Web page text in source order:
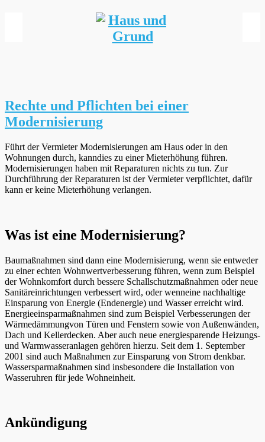
Rechte und Pflichten bei einer
Modernisierung
Führt der Vermieter Modernisierungen am Haus oder in den
Wohnungen durch, kanndies zu einer Mieterhöhung führen.
Modernisierungen haben mit Reparaturen nichts zu tun. Zur
Durchführung der Reparaturen ist der Vermieter verpflichtet, dafür
kann er keine Mieterhöhung verlangen.
Was ist eine Modernisierung?
Baumaßnahmen sind dann eine Modernisierung, wenn sie entweder
zu einer echten Wohnwertverbesserung führen, wenn zum Beispiel
der Wohnkomfort durch bessere Schallschutzmaßnahmen oder neue
Sanitäreinrichtungen verbessert wird, oder wenneine nachhaltige
Einsparung von Energie (Endenergie) und Wasser erreicht wird.
Energieeinsparmaßnahmen sind zum Beispiel Verbesserungen der
Wärmedämmungvon Türen und Fenstern sowie von Außenwänden,
Dach und Kellerdecken. Aber auch neue energiesparende Heizungs-
und Warmwasseranlagen gehören hierzu. Seit dem 1. September
2001 sind auch Maßnahmen zur Einsparung von Strom denkbar.
Wassersparmaßnahmen sind insbesondere die Installation von
Wasseruhren für jede Wohneinheit.
Ankündigung
Einverstanden!